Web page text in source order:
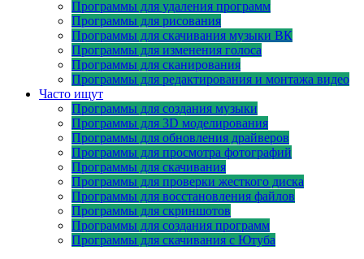
Программы для удаления программ
Программы для рисования
Программы для скачивания музыки ВК
Программы для изменения голоса
Программы для сканирования
Программы для редактирования и монтажа видео
Часто ищут
Программы для создания музыки
Программы для 3D моделирования
Программы для обновления драйверов
Программы для просмотра фотографий
Программы для скачивания
Программы для проверки жесткого диска
Программы для восстановления файлов
Программы для скриншотов
Программы для создания программ
Программы для скачивания с Ютуба